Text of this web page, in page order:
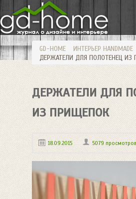
GD-HOME ИНТЕРЬЕР HANDMADE
ДЕРЖАТЕЛИ ДЛЯ ПОЛОТЕНЕЦ ИЗ
ДЕРЖАТЕЛИ ДЛЯ
ИЗ ПРИЩЕПОК
18.09.2015 5079 просмотров